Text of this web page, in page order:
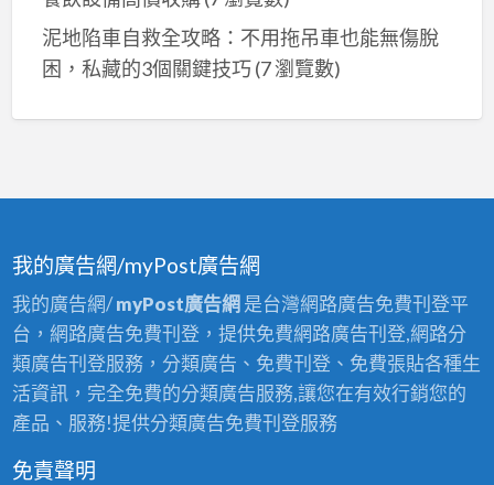
泥地陷車自救全攻略：不用拖吊車也能無傷脫
困，私藏的3個關鍵技巧(7 瀏覽數)
我的廣告網/myPost廣告網
我的廣告網/myPost廣告網 是台灣網路廣告免費刊登平
台，網路廣告免費刊登，提供免費網路廣告刊登,網路分
類廣告刊登服務，分類廣告、免費刊登、免費張貼各種生
活資訊，完全免費的分類廣告服務,讓您在有效行銷您的
產品、服務!提供分類廣告免費刊登服務
免責聲明